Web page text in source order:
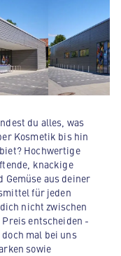
du alles, was
Kosmetik bis hin
Hochwertige
knackige
aus deiner
für jeden
nicht zwischen
entscheiden -
mal bei uns
sowie